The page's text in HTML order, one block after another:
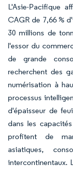
L'Asie-Pacifique
CAGR de 7,66 %
30 millions de
l'essor du
de grande
recherchent des
numérisation à
processus
d'épaisseur de
dans les
profitent de
asiatiques,
intercontinentaux.